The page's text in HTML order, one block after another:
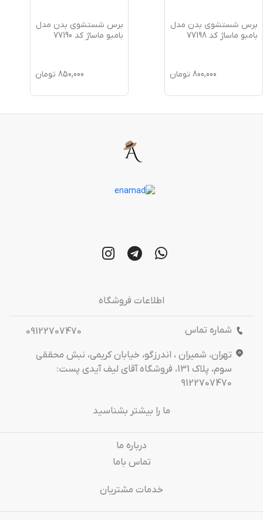
برس شستشوی بدن مدل
بامبو ماساژ کد 77198
800,000 تومان
برس شستشوی بدن مدل
بامبو ماساژ کد 77190
850,000 تومان
اطلاعات فروشگاه
شماره تماس
09122707470
تهران، شمیران ، اندرزگو، خیابان کریمی، نبش محققی
سوم، پلاک 131، فروشگاه آقای لیف آیدی پست:
9122707470
ما را بیشتر بشناسید
درباره‌ ما
تماس باما
خدمات مشتریان